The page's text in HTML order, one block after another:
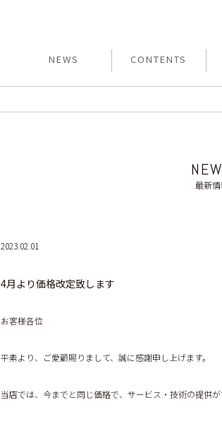
NEWS CONTENTS
最新
2023.02.01
4月より価格改定致します
お客様各位
平素より、ご愛顧賜りまして、誠に感謝申し上げます。
当店では、今までと同じ価格で、サービス・技術の提供